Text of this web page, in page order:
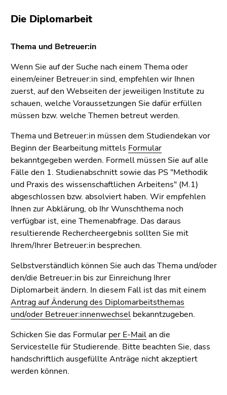
Sie diesen
Zum
(Zugriffstaste
1)
Zur
Positionsanzeige
(Zugriffstaste
2)
Zur
Hauptnavigation
(Zugriffstaste
3)
Zur
Unternavigation
(Zugriffstaste
4)
Zu
Zusatzinformationen
(Zugriffstaste
5)
Zu
den
(Benutzer/Sprache)
(Zugriffstaste
8)
Zur
Die Diplomarbeit
Thema und Betreuer:in
Wenn Sie auf der Suche nach einem Thema oder
einem/einer Betreuer:in sind, empfehlen wir Ihnen
zuerst, auf den Webseiten der jeweiligen Institute zu
schauen, welche Voraussetzungen Sie dafür erfüllen
müssen bzw. welche Themen betreut werden.
Thema und Betreuer:in müssen dem Studiendekan vor
Beginn der Bearbeitung mittels Formular
bekanntgegeben werden. Formell müssen Sie auf alle
Fälle den 1. Studienabschnitt sowie das PS "Methodik
und Praxis des wissenschaftlichen Arbeitens" (M.1)
abgeschlossen bzw. absolviert haben. Wir empfehlen
Ihnen zur Abklärung, ob Ihr Wunschthema noch
verfügbar ist, eine Themenabfrage. Das daraus
resultierende Rechercheergebnis sollten Sie mit
Ihrem/Ihrer Betreuer:in besprechen.
Selbstverständlich können Sie auch das Thema und/oder
den/die Betreuer:in bis zur Einreichung Ihrer
Diplomarbeit ändern. In diesem Fall ist das mit einem
Antrag auf Änderung des Diplomarbeitsthemas
und/oder Betreuer:innenwechsel bekanntzugeben.
Schicken Sie das Formular per E-Mailan die
Servicestelle für Studierende. Bitte beachten Sie, dass
handschriftlich ausgefüllte Anträge nicht akzeptiert
werden können.